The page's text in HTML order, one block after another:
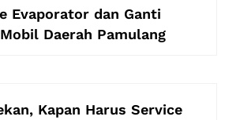
Evaporator dan Ganti
Daerah Pamulang
Kapan Harus Service